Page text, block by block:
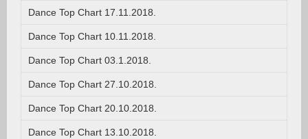
Dance Top Chart 17.11.2018.
Dance Top Chart 10.11.2018.
Dance Top Chart 03.1.2018.
Dance Top Chart 27.10.2018.
Dance Top Chart 20.10.2018.
Dance Top Chart 13.10.2018.